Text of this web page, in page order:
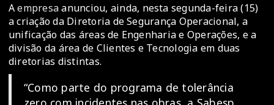
Aempresaanunciou, ainda, nesta segunda-feira (15)
a criação da Diretoria de Segurança Operacional, a
unificação das áreas de Engenharia e Operações, e a
divisão da área de Clientes e Tecnologia em duas
diretorias distintas.
“Como parte do programa de tolerância